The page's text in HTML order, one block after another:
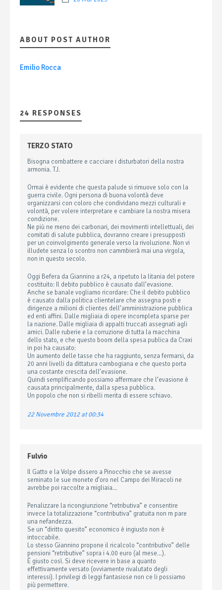
ABOUT POST AUTHOR
Emilio Rocca
24 RESPONSES
TERZO STATO
Bisogna combattere e cacciare i disturbatori della nostra
armonia. TJ.
Ormai è evidente che questa palude si rimuove solo con la
guerra civile. Ogni persona di buona volontà deve
organizzarsi con coloro che condividano mezzi culturali e
volontà, per volere interpretare e cambiare la nostra misera
condizione.
Ne più ne meno dei carbonari, dei movimenti intellettuali, dei
comitati di salute pubblica, dovranno creare i presupposti
per un coinvolgimento generale verso la rivoluzione. Non vi
illudete senza lo scontro non cammbierà mai una virgola,
non in questo secolo.
Oggi Befera da Giannino a r24, a ripetuto la litania del potere
costituito: Il debito pubblico è causato dall’evasione.
Anche se banale vogliamo ricordare: Che il debito pubblico
è causato dalla politica clientelare che assegna posti e
dirigenze a milioni di clientes dell’amministrazione pubblica
ed enti affini. Dalle migliaia di opere incompleta sparse per
la nazione. Dalle migliaia di appalti truccati assegnati agli
amici. Dalle ruberie e la corruzione di tutta la macchina
dello stato, e che questo boom della spesa publica da Craxi
in poi ha causato:
Un aumento delle tasse che ha raggiunto, senza fermarsi, da
20 anni livelli da dittatura cambogiana e che questo porta
una costante crescita dell’evasione.
Quindi semplificando possiamo affermare che l’evasione è
causata principalmente, dalla spesa pubblica.
Un popolo che non si ribelli merita di essere schiavo.
22 Novembre 2012 at 00:34
Fulvio
Il Gatto e la Volpe dissero a Pinocchio che se avesse
seminato le sue monete d’oro nel Campo dei Miracoli ne
avrebbe poi raccolte a migliaia…
Penalizzare la ricongiunzione “retributiva” e consentire
invece la totalizzazione “contributiva” gratuita non m pare
una nefandezza.
Se un “diritto quesito” economico è ingiusto non è
intoccabile.
Lo stesso Giannino propone il ricalcolo “contributivo” delle
pensioni “retributive” sopra i 4.00 euro (al mese…).
È giusto così. Si deve ricevere in base a quanto
effettivamente versato (ovviamente rivalutato degli
interessi). I privilegi di leggi fantasiose non ce li possiamo
più permettere.